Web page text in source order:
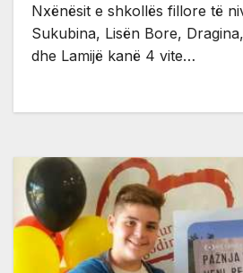
Nxënësit e shkollës fillore të
Sukubina, Lisën Bore,
dhe Lamijë kanë 4 vite…